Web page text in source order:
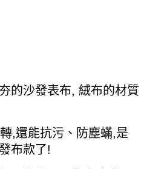
的沙發表布, 絨布的材質
,還能抗污、防塵蟎,是
布款了!